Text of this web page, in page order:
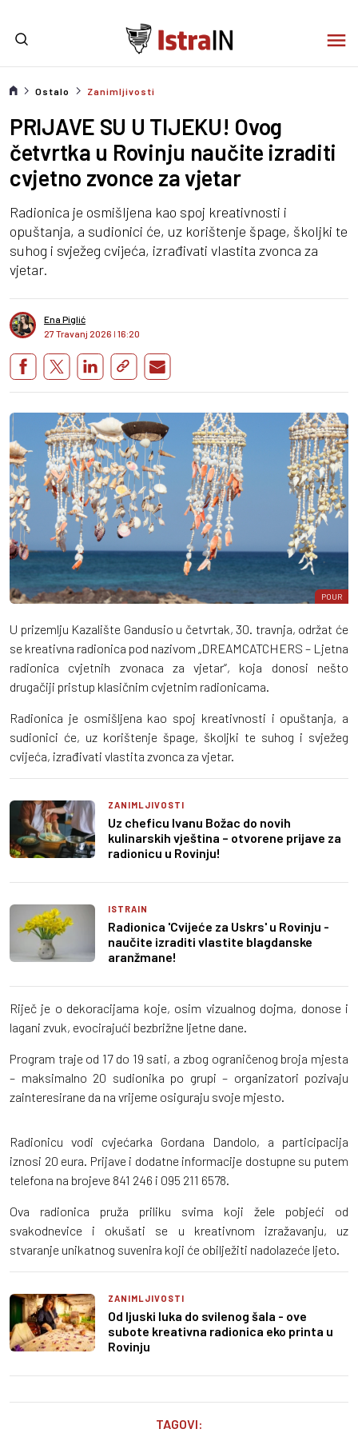
Ostalo Zanimljivosti
PRIJAVE SU U TIJEKU! Ovog
četvrtka u Rovinju naučite izraditi
cvjetno zvonce za vjetar
Radionica je osmišljena kao spoj kreativnosti i
opuštanja, a sudionici će, uz korištenje špage, školjki te
suhog i svježeg cvijeća, izrađivati vlastita zvonca za
vjetar.
Ena Piglić
27 Travanj 2026 I 16:20
POUR
U prizemlju Kazalište Gandusio u četvrtak, 30. travnja, održat će
se kreativna radionica pod nazivom „DREAMCATCHERS – Ljetna
radionica cvjetnih zvonaca za vjetar“, koja donosi nešto
drugačiji pristup klasičnim cvjetnim radionicama.
Radionica je osmišljena kao spoj kreativnosti i opuštanja, a
sudionici će, uz korištenje špage, školjki te suhog i svježeg
cvijeća, izrađivati vlastita zvonca za vjetar.
ZANIMLJIVOSTI
Uz cheficu Ivanu Božac do novih
kulinarskih vještina – otvorene prijave za
radionicu u Rovinju!
ISTRAIN
Radionica 'Cvijeće za Uskrs' u Rovinju -
naučite izraditi vlastite blagdanske
aranžmane!
Riječ je o dekoracijama koje, osim vizualnog dojma, donose i
lagani zvuk, evocirajući bezbrižne ljetne dane.
Program traje od 17 do 19 sati, a zbog ograničenog broja mjesta
– maksimalno 20 sudionika po grupi – organizatori pozivaju
zainteresirane da na vrijeme osiguraju svoje mjesto.
Radionicu vodi cvjećarka Gordana Dandolo, a participacija
iznosi 20 eura. Prijave i dodatne informacije dostupne su putem
telefona na brojeve 841 246 i 095 211 6578.
Ova radionica pruža priliku svima koji žele pobjeći od
svakodnevice i okušati se u kreativnom izražavanju, uz
stvaranje unikatnog suvenira koji će obilježiti nadolazeće ljeto.
ZANIMLJIVOSTI
Od ljuski luka do svilenog šala - ove
subote kreativna radionica eko printa u
Rovinju
TAGOVI: